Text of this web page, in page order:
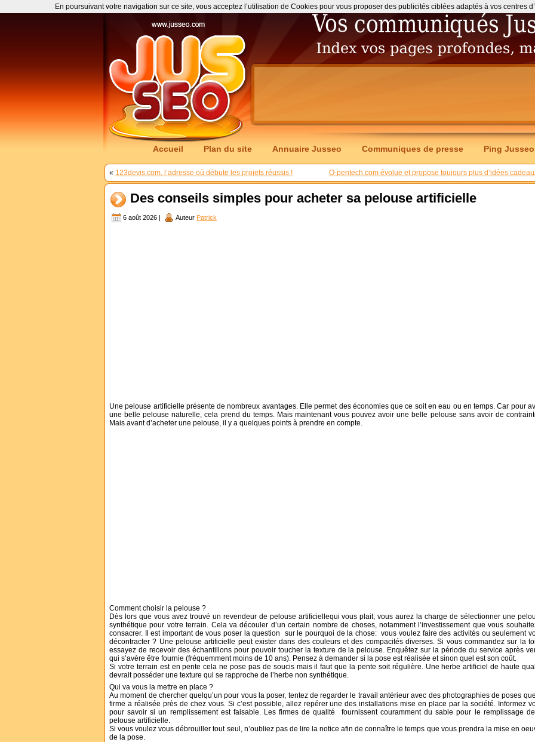
Accueil Plan du site Annuaire Jusseo Communiques de presse Ping Jusseo
« 123devis.com, l’adresse où débute les projets réussis ! O-pentech.com évolue et propose toujours plus d’idées
Des conseils simples pour acheter sa pelouse artificielle
6 août 2026 | Auteur Patrick
Une pelouse artificielle présente de nombreux avantages. Elle permet des économies que ce soit en eau ou en temps. Car pour
une belle pelouse naturelle, cela prend du temps. Mais maintenant vous pouvez avoir une belle pelouse sans avoir de
Mais avant d’acheter une pelouse, il y a quelques points à prendre en compte.
Comment choisir la pelouse ?
Dès lors que vous avez trouvé un revendeur de pelouse artificiellequi vous plait, vous aurez la charge de sélectionner une
synthétique pour votre terrain. Cela va découler d’un certain nombre de choses, notamment l’investissement que vous
consacrer. Il est important de vous poser la question sur le pourquoi de la chose: vous voulez faire des activités ou seulement
décontracter ? Une pelouse artificielle peut exister dans des couleurs et des compacités diverses. Si vous commandez sur la
essayez de recevoir des échantillons pour pouvoir toucher la texture de la pelouse. Enquêtez sur la période du service après
qui s’avère être fournie (fréquemment moins de 10 ans). Pensez à demander si la pose est réalisée et sinon quel est son coût.
Si votre terrain est en pente cela ne pose pas de soucis mais il faut que la pente soit régulière. Une herbe artificiel de haute
devrait posséder une texture qui se rapproche de l’herbe non synthétique.
Qui va vous la mettre en place ?
Au moment de chercher quelqu’un pour vous la poser, tentez de regarder le travail antérieur avec des photographies de poses
firme a réalisée près de chez vous. Si c’est possible, allez repérer une des installations mise en place par la société. Informez
pour savoir si un remplissement est faisable. Les firmes de qualité fournissent couramment du sable pour le remplissage
pelouse artificielle.
Si vous voulez vous débrouiller tout seul, n’oubliez pas de lire la notice afin de connaître le temps que vous prendra la mise en
de la pose.
En poursuivant votre navigation sur ce site, vous acceptez l’utilisation de Cookies pour vous proposer des publicités ciblées adaptés à vos centres